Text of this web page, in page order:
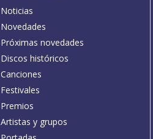
Noticias
Novedades
Próximas novedades
Discos históricos
Canciones
Festivales
Premios
Artistas y grupos